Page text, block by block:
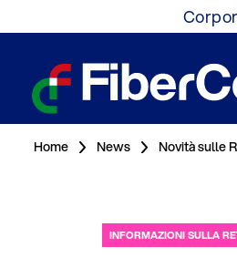
Home News Novità sulle
INFORMAZIONI SULLA